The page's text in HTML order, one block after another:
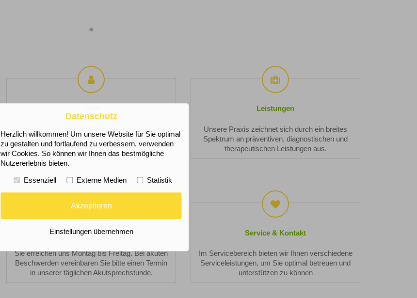
der ganzheitlichen Frauenarztpraxis Birgit Bertram
in Reinheim genauer kennen.
Leistungen
Unsere Praxis zeichnet sich durch ein breites
Spektrum an präventiven, diagnostischen und
therapeutischen Leistungen aus.
Sprechzeiten
Sie erreichen uns Montag bis Freitag. Bei akuten
Beschwerden vereinbaren Sie bitte einen Termin
in unserer täglichen Akutsprechstunde.
&
Service & Kontakt
Im Servicebereich bieten wir Ihnen verschiedene
Serviceleistungen, um Sie optimal betreuen und
unterstützen zu können
Datenschutz
Herzlich willkommen! Um unsere Website für Sie optimal
zu gestalten und fortlaufend zu verbessern, verwenden
wir Cookies. So können wir Ihnen das bestmögliche
Nutzererlebnis bieten.
Essenziell Externe Medien Statistik
Akzeptieren
Einstellungen übernehmen